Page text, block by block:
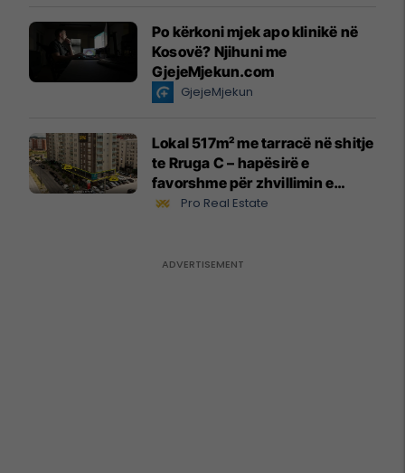
Po kërkoni mjek apo klinikë në
Kosovë? Njihuni me
GjejeMjekun.com
GjejeMjekun
Lokal 517m² me tarracë në shitje
te Rruga C – hapësirë e
favorshme për zhvillimin e
biznesit #15796
Pro Real Estate